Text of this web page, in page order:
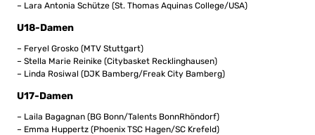
– Lara Antonia Schütze (St. Thomas Aquinas College/USA)
U18-Damen
– Feryel Grosko (MTV Stuttgart)
– Stella Marie Reinike (Citybasket Recklinghausen)
– Linda Rosiwal (DJK Bamberg/Freak City Bamberg)
U17-Damen
– Laila Bagagnan (BG Bonn/Talents BonnRhöndorf)
– Emma Huppertz (Phoenix TSC Hagen/SC Krefeld)